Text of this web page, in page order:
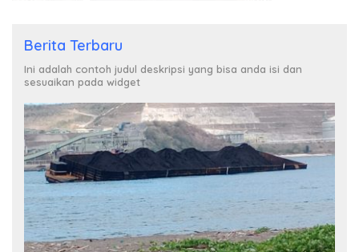
Berita Terbaru
Ini adalah contoh judul deskripsi yang bisa anda isi dan
sesuaikan pada widget